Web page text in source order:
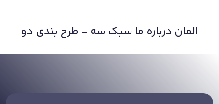
المان درباره ما سبک سه - طرح بندی دو